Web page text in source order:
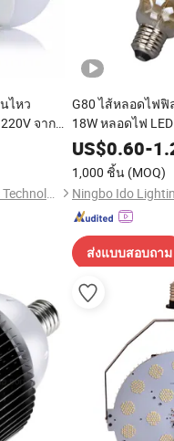
ไหว
จาก
Jiaxing Sinolamp Electronic Technology Co., Ltd.
G80 ไส้หลอดไฟ
18W หลอดไฟ
สว่าง CCT
US$0.60-
1,000 ชิ้น (MOQ)
ส่งแบบสอบถาม